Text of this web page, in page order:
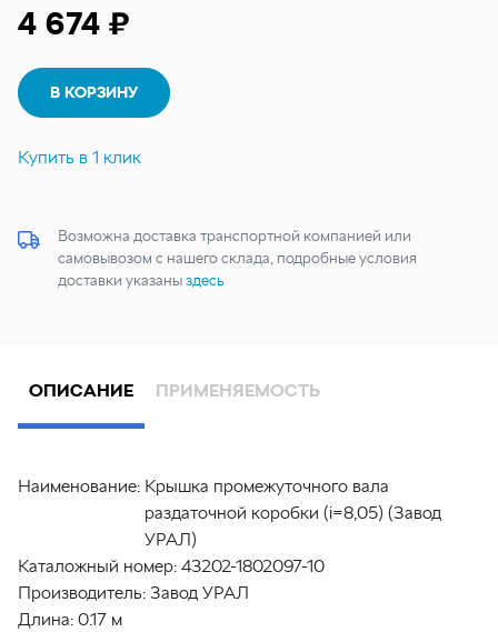
4 674 ₽
В КОРЗИНУ
Купить в 1 клик
Возможна доставка транспортной компанией или
самовывозом с нашего склада, подробные условия
доставки указаныздесь
ОПИСАНИЕ ПРИМЕНЯЕМОСТЬ
Наименование: Крышка промежуточного вала
раздаточной коробки (i=8,05) (Завод
УРАЛ)
Каталожный номер: 43202-1802097-10
Производитель: Завод УРАЛ
Длина: 0.17 м